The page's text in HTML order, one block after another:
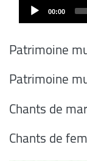
Audio
Player 00:00
Patrimoine
Patrimoine
Chants de
Chants de